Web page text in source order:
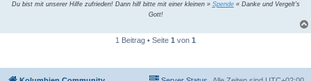
Du bist mit unserer Hilfe zufrieden! Dann hilf bitte mit einer kleinen » Spende« Danke und Vergelt's
Gott!
1 Beitrag • Seite 1 von 1